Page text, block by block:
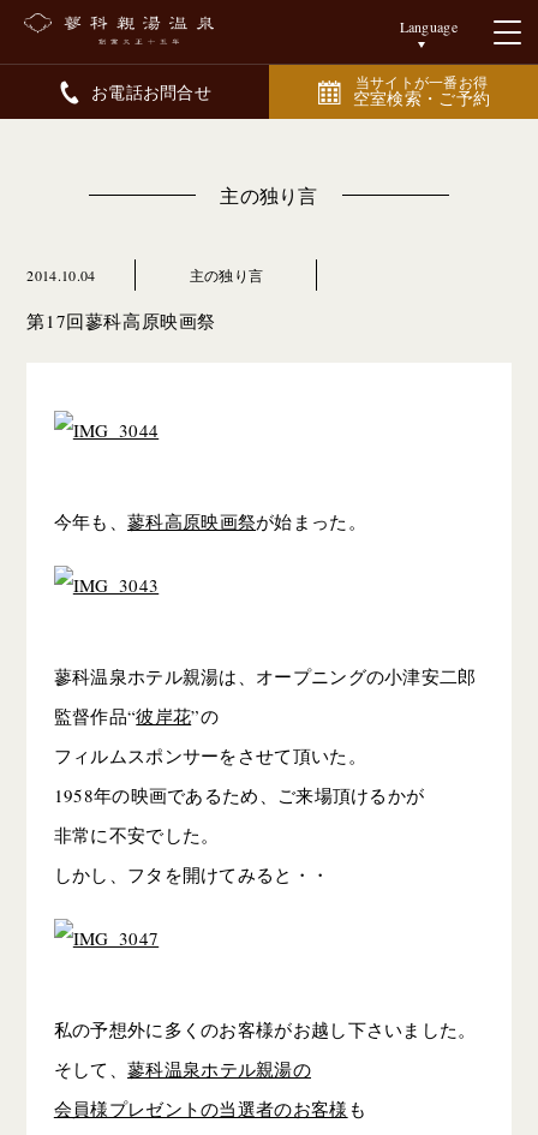
Language
お電話お問合せ 当サイトが一番お得
空室検索・ご予約
主の独り言
2014.10.04 主の独り言
第17回蓼科高原映画祭
今年も、 蓼科高原映画祭が始まった。
蓼科温泉ホテル親湯は、オープニングの小津安二郎
監督作品“彼岸花”の
フィルムスポンサーをさせて頂いた。
1958年の映画であるため、ご来場頂けるかが
非常に不安でした。
しかし、フタを開けてみると・・
私の予想外に多くのお客様がお越し下さいました。
そして、 蓼科温泉ホテル親湯の
会員様プレゼントの当選者のお客様 も